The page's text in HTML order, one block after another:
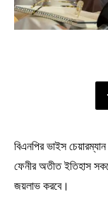
বিএনপির ভাইস
ফেনীর অতীত ইতিহাস
জয়লাভ করবে।